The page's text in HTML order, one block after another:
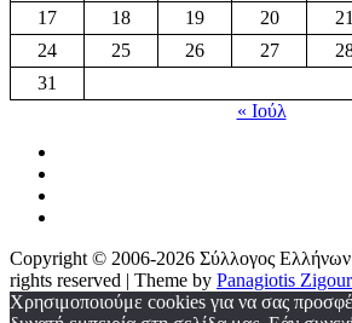
17
18 19 20 21
24
25 26 27
31
« Ιούλ
Copyright © 2006-2026 Σύλλογος
rights reserved | Theme by Panagiotis
Χρησιμοποιούμε cookies για να σας